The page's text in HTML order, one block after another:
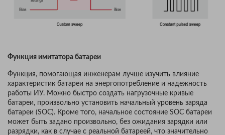
Функция имитатора батареи
Функция, помогающая инженерам лучше изучить влияние
характеристик батареи на энергопотребление и надежность
работы ИУ. Можно быстро создать нагрузочные кривые
батареи, произвольно установить начальный уровень заряда
батареи (SOC). Кроме того, начальное состояние SOC батареи
может быть задано произвольно, без ожидания зарядки или
разрядки, как в случае с реальной батареей, что значительно